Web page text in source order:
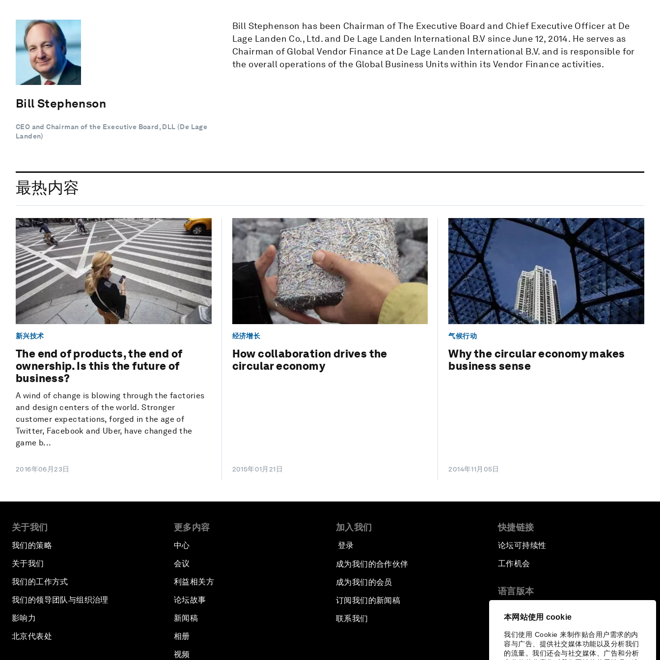
本网站使用 cookie
我们使用 Cookie 来制作贴合用户需求的内
容与广告、提供社交媒体功能以及分析我们
的流量。我们还会与社交媒体、广告和分析
Bill Stephenson
CEO and Chairman of the Executive Board, DLL (De Lage
Landen)
Bill Stephenson has been Chairman of The Executive Board and Chief Executive Officer at De
Lage Landen Co., Ltd. and De Lage Landen International B.V since June 12, 2014. He serves as
Chairman of Global Vendor Finance at De Lage Landen International B.V. and is responsible for
the overall operations of the Global Business Units within its Vendor Finance activities.
最热内容
新兴技术
The end of products, the end of
ownership. Is this the future of
business?
A wind of change is blowing through the factories
and design centers of the world. Stronger
customer expectations, forged in the age of
Twitter, Facebook and Uber, have changed the
game b...
2016年06月23日
经济增长
How collaboration drives the
circular economy
2015年01月21日
气候行动
Why the circular economy makes
business sense
2014年11月05日
关于我们
我们的策略
关于我们
我们的工作方式
我们的领导团队与组织治理
影响力
北京代表处
更多内容
中心
会议
利益相关方
论坛故事
新闻稿
相册
视频
加入我们
登录
成为我们的合作伙伴
成为我们的会员
订阅我们的新闻稿
联系我们
快捷链接
论坛可持续性
工作机会
语言版本